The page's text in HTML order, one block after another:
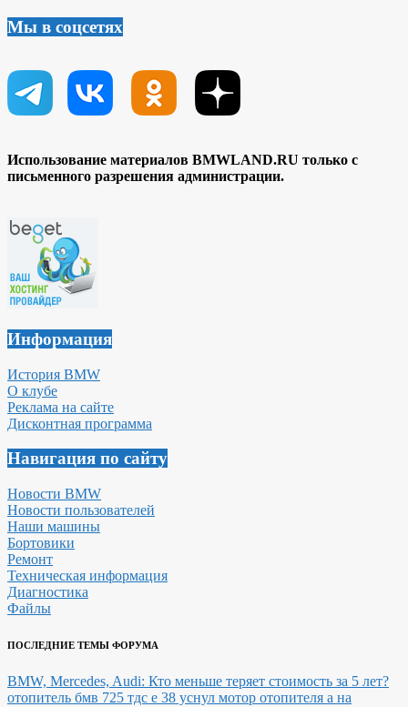
Мы в соцсетях
Использование материалов BMWLAND.RU только с
письменного разрешения администрации.
Информация
История BMW
О клубе
Реклама на сайте
Дисконтная программа
Навигация по сайту
Новости BMW
Новости пользователей
Наши машины
Бортовики
Ремонт
Техническая информация
Диагностика
Файлы
ПОСЛЕДНИЕ ТЕМЫ ФОРУМА
BMW, Mercedes, Audi: Кто меньше теряет стоимость за 5 лет?
отопитель бмв 725 тдс е 38 уснул мотор отопителя а на